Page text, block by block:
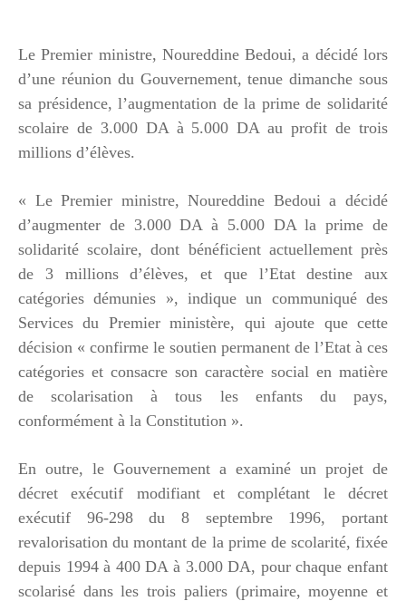
Le Premier ministre, Noureddine Bedoui, a décidé lors
d’une réunion du Gouvernement, tenue dimanche sous
sa présidence, l’augmentation de la prime de solidarité
scolaire de 3.000 DA à 5.000 DA au profit de trois
millions d’élèves.
« Le Premier ministre, Noureddine Bedoui a décidé
d’augmenter de 3.000 DA à 5.000 DA la prime de
solidarité scolaire, dont bénéficient actuellement près
de 3 millions d’élèves, et que l’Etat destine aux
catégories démunies », indique un communiqué des
Services du Premier ministère, qui ajoute que cette
décision « confirme le soutien permanent de l’Etat à ces
catégories et consacre son caractère social en matière
de scolarisation à tous les enfants du pays,
conformément à la Constitution ».
En outre, le Gouvernement a examiné un projet de
décret exécutif modifiant et complétant le décret
exécutif 96-298 du 8 septembre 1996, portant
revalorisation du montant de la prime de scolarité, fixée
depuis 1994 à 400 DA à 3.000 DA, pour chaque enfant
scolarisé dans les trois paliers (primaire, moyenne et